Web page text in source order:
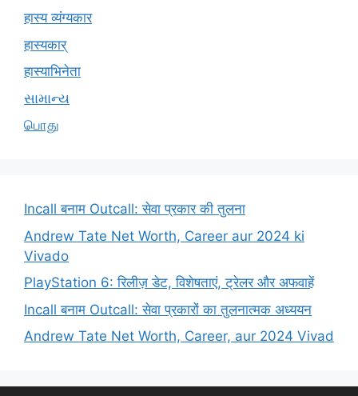
हास्य व्यंग्यकार
हास्यकार्
हास्याभिनेता
સામાન્ય
பொது
Incall बनाम Outcall: सेवा प्रकार की तुलना
Andrew Tate Net Worth, Career aur 2024 ki
Vivado
PlayStation 6: रिलीज़ डेट, विशेषताएं, ट्रेलर और अफवाहें
Incall बनाम Outcall: सेवा प्रकारों का तुलनात्मक अध्ययन
Andrew Tate Net Worth, Career, aur 2024 Vivad